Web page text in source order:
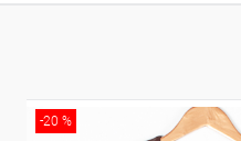
-20 %